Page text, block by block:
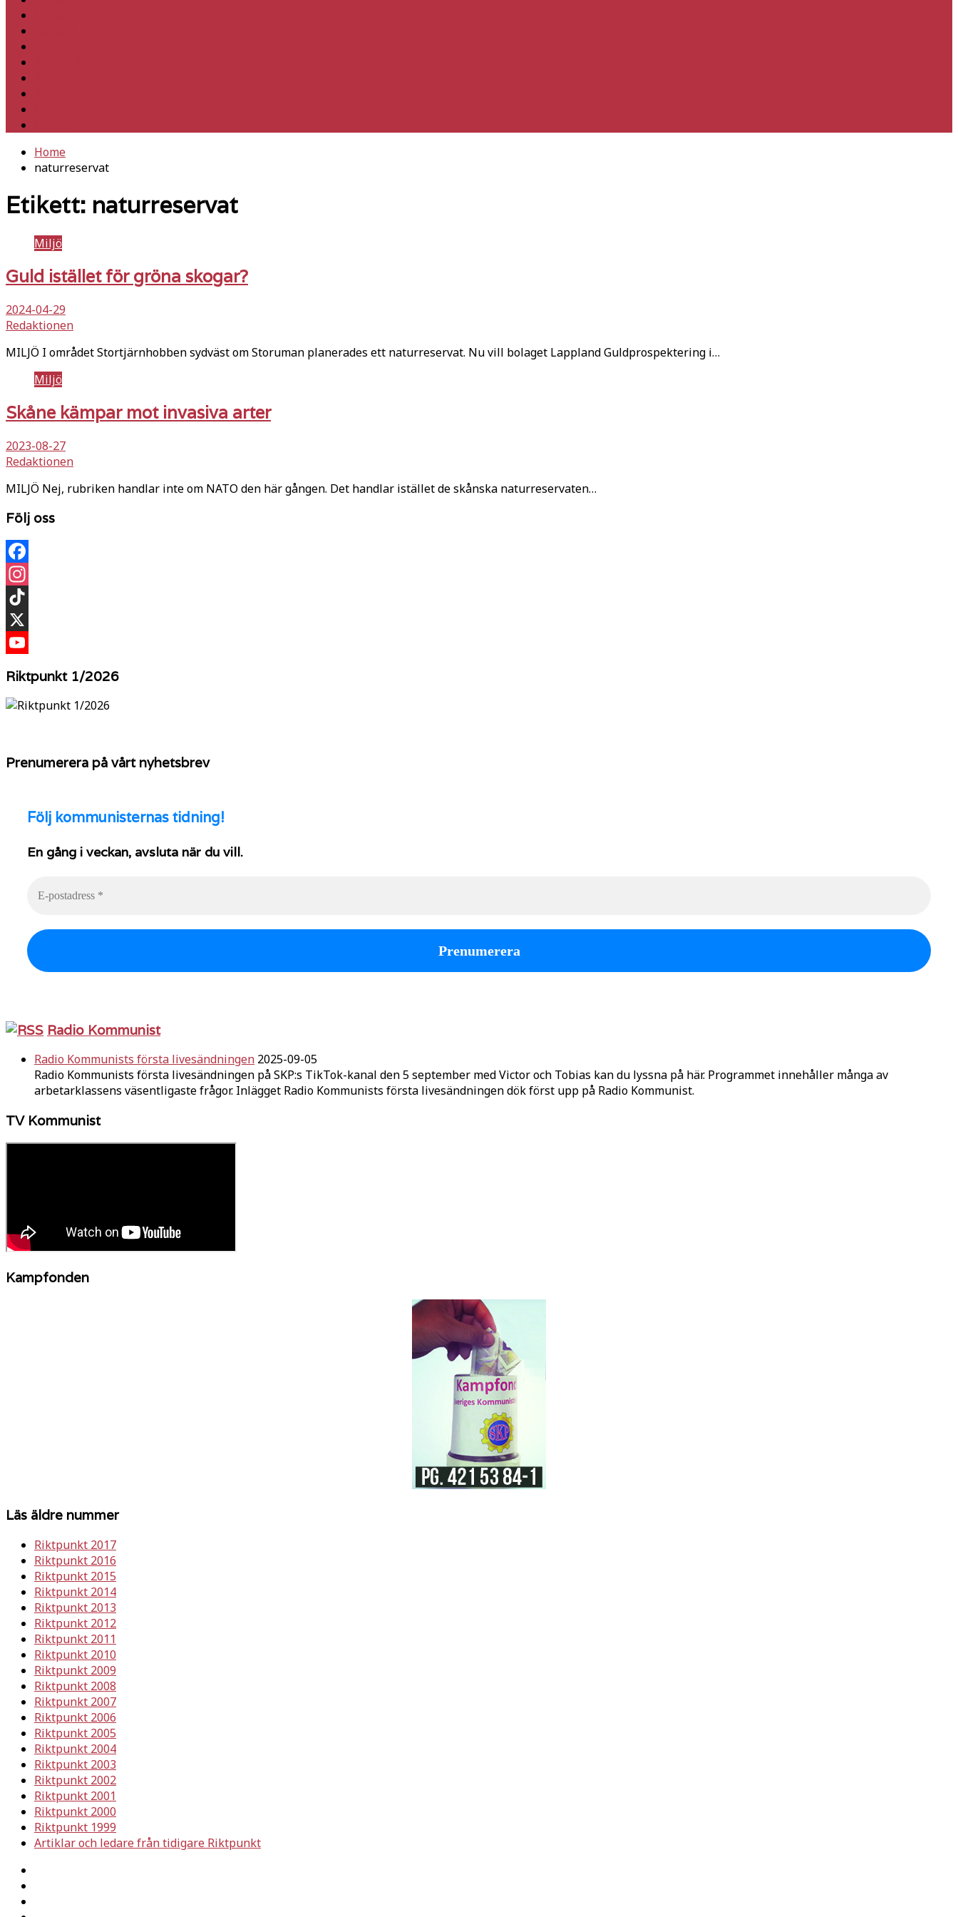
Home
naturreservat
Etikett: naturreservat
Miljö
Guld istället för gröna skogar?
2024-04-29
Redaktionen
MILJÖ I området Stortjärnhobben sydväst om Storuman planerades ett naturreservat. Nu vill bolaget Lappland Guldprospektering i…
Miljö
Skåne kämpar mot invasiva arter
2023-08-27
Redaktionen
MILJÖ Nej, rubriken handlar inte om NATO den här gången. Det handlar istället de skånska naturreservaten…
Följ oss
Facebook
Instagram
TikTok
X
Riktpunkt 1/2026
Prenumerera på vårt nyhetsbrev
Följ kommunisternas tidning!
En gång i veckan, avsluta när du vill.
Radio Kommunist
Radio Kommunists första livesändningen 2025-09-05
Radio Kommunists första livesändningen på SKP:s TikTok-kanal den 5 september med Victor och Tobias kan du lyssna på här. Programmet innehåller många av
arbetarklassens väsentligaste frågor. Inlägget Radio Kommunists första livesändningen dök först upp på Radio Kommunist.
TV Kommunist
Kampfonden
Läs äldre nummer
Riktpunkt 2017
Riktpunkt 2016
Riktpunkt 2015
Riktpunkt 2014
Riktpunkt 2013
Riktpunkt 2012
Riktpunkt 2011
Riktpunkt 2010
Riktpunkt 2009
Riktpunkt 2008
Riktpunkt 2007
Riktpunkt 2006
Riktpunkt 2005
Riktpunkt 2004
Riktpunkt 2003
Riktpunkt 2002
Riktpunkt 2001
Riktpunkt 2000
Riktpunkt 1999
Artiklar och ledare från tidigare Riktpunkt